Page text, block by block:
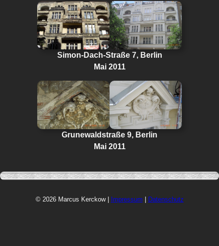
Simon-Dach-Straße 7, Berlin
Mai 2011
Grunewaldstraße 9, Berlin
Mai 2011
© 2026 Marcus Kerckow | Impressum Datenschutz